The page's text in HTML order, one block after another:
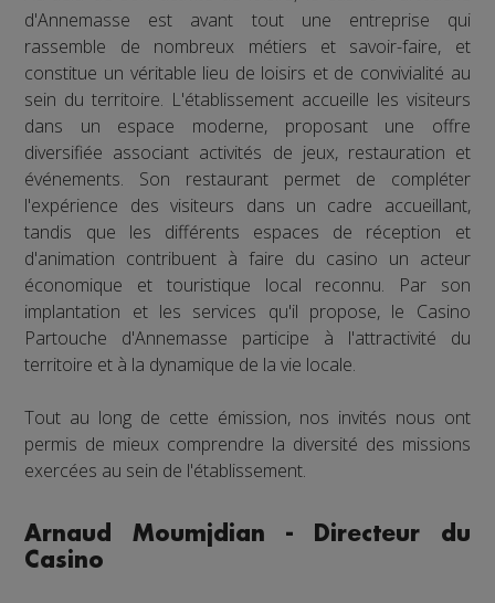
d'Annemasse est avant tout une entreprise qui
rassemble de nombreux métiers et savoir-faire, et
constitue un véritable lieu de loisirs et de convivialité au
sein du territoire. L'établissement accueille les visiteurs
dans un espace moderne, proposant une offre
diversifiée associant activités de jeux, restauration et
événements. Son restaurant permet de compléter
l'expérience des visiteurs dans un cadre accueillant,
tandis que les différents espaces de réception et
d'animation contribuent à faire du casino un acteur
économique et touristique local reconnu. Par son
implantation et les services qu'il propose, le Casino
Partouche d'Annemasse participe à l'attractivité du
territoire et à la dynamique de la vie locale.
Tout au long de cette émission, nos invités nous ont
permis de mieux comprendre la diversité des missions
exercées au sein de l'établissement.
Arnaud Moumjdian - Directeur du
Casino